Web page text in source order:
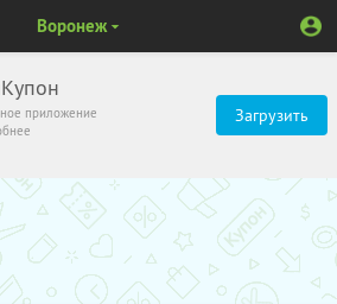
приложение
Загрузить
Воронеж